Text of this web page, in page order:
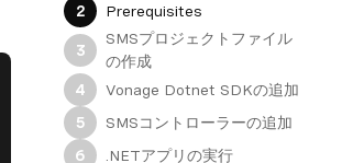
2
Prerequisites
3
SMSプロジェクトファイル
の作成
4
Vonage Dotnet SDKの追加
5
SMSコントローラーの追加
6
.NETアプリの実行